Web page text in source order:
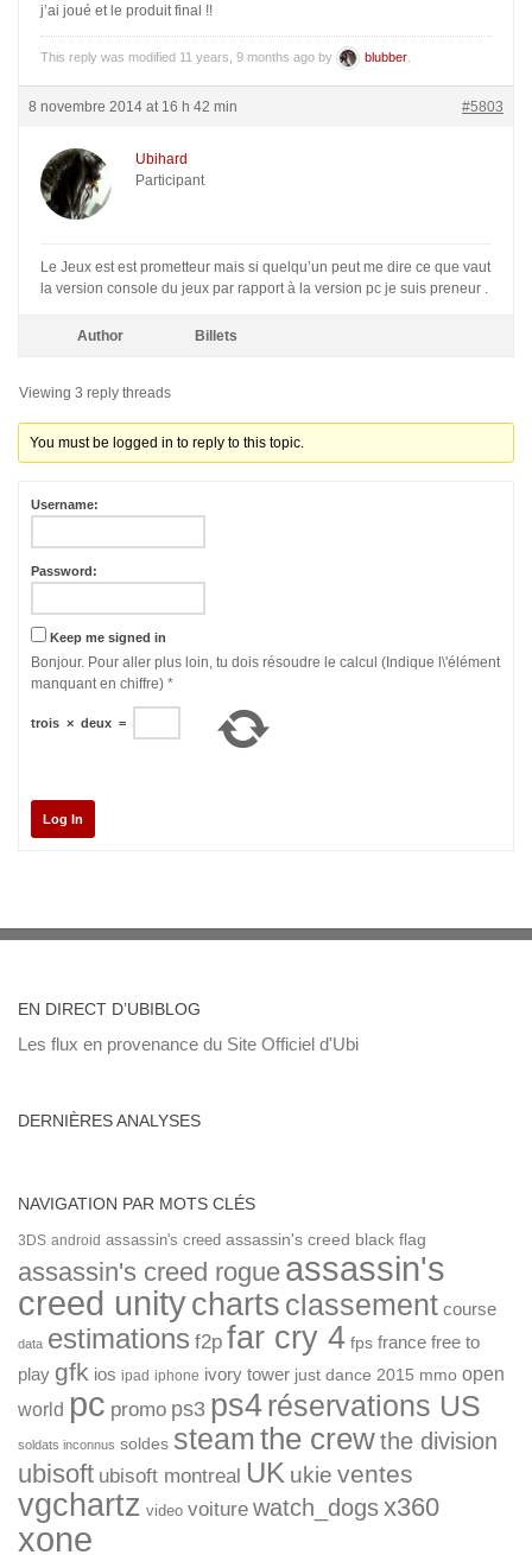
j’ai joué et le produit final !!
This reply was modified 11 years, 9 months ago by blubber
8 novembre 2014 at 16 h 42 min #5803
Ubihard
Participant
Le Jeux est est prometteur mais si quelqu’un peut me dire ce que vaut
la version console du jeux par rapport à la version pc je suis preneur .
Author Billets
Viewing 3 reply threads
You must be logged in to reply to this topic.
Username:
Password:
Keep me signed in
Bonjour. Pour aller plus loin, tu dois résoudre le calcul (Indique l\'élément
manquant en chiffre) *
trois × deux =
Log In
EN DIRECT D’UBIBLOG
Les flux en provenance du Site Officiel d'Ubi
DERNIÈRES ANALYSES
NAVIGATION PAR MOTS CLÉS
3DS android assassin's creed assassin's creed black flag
assassin's creed rogue assassin's
creed unitycharts classement course
data estimations f2p far cry 4 fps france free to
play gfk ios ipad iphone ivory tower just dance 2015 mmo open
world pc promo ps3 ps4réservations US
soldats inconnus soldes steamthe crewthe division
ubisoft ubisoft montreal UK ukie ventes
vgchartz video voiture watch_dogsx360
xone